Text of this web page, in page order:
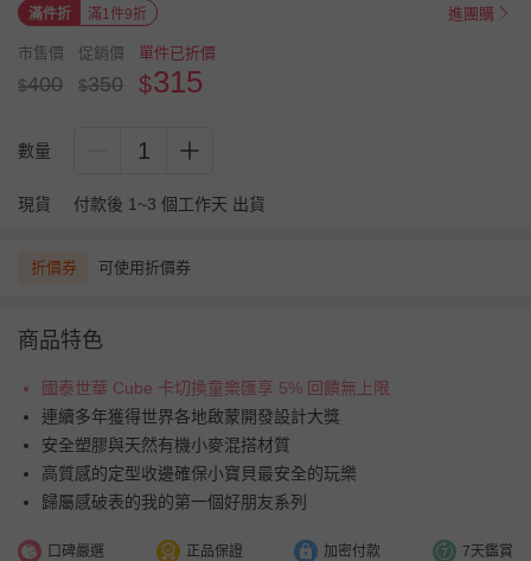
滿件折 滿1件9折 進團購
市售價
$400
促銷價
$350
單件已折價
$315
數量 1
現貨 付款後 1~3 個工作天 出貨
折價券 可使用折價券
商品特色
國泰世華 Cube 卡切換童樂匯享 5% 回饋無上限
連續多年獲得世界各地啟蒙開發設計大獎
安全塑膠與天然有機小麥混搭材質
高質感的定型收邊確保小寶貝最安全的玩樂
歸屬感破表的我的第一個好朋友系列
口碑嚴選 正品保證 加密付款 7天鑑賞